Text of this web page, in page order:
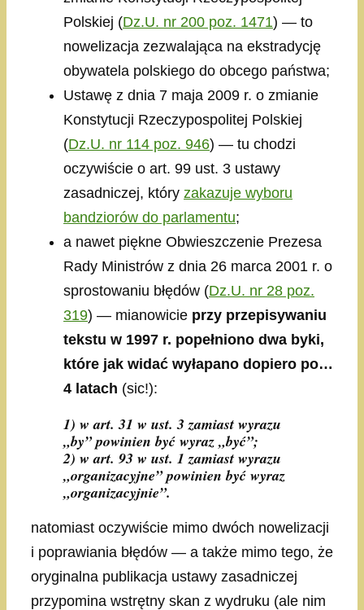
Polskiej (Dz.U. nr 200 poz. 1471) — to
nowelizacja zezwalająca na ekstradycję
obywatela polskiego do obcego państwa;
Ustawę z dnia 7 maja 2009 r. o zmianie
Konstytucji Rzeczypospolitej Polskiej
(Dz.U. nr 114 poz. 946) — tu chodzi
oczywiście o art. 99 ust. 3 ustawy
zasadniczej, który zakazuje wyboru
bandziorów do parlamentu;
a nawet piękne Obwieszczenie Prezesa
Rady Ministrów z dnia 26 marca 2001 r. o
sprostowaniu błędów (Dz.U. nr 28 poz.
319) — mianowicie przy przepisywaniu
tekstu w 1997 r. popełniono dwa byki,
które jak widać wyłapano dopiero po…
4 latach (sic!):
1) w art. 31 w ust. 3 zamiast wyrazu
„by” powinien być wyraz „być”;
2) w art. 93 w ust. 1 zamiast wyrazu
„organizacyjne” powinien być wyraz
„organizacyjnie”.
natomiast oczywiście mimo dwóch nowelizacji
i poprawiania błędów — a także mimo tego, że
oryginalna publikacja ustawy zasadniczej
przypomina wstrętny skan z wydruku (ale nim